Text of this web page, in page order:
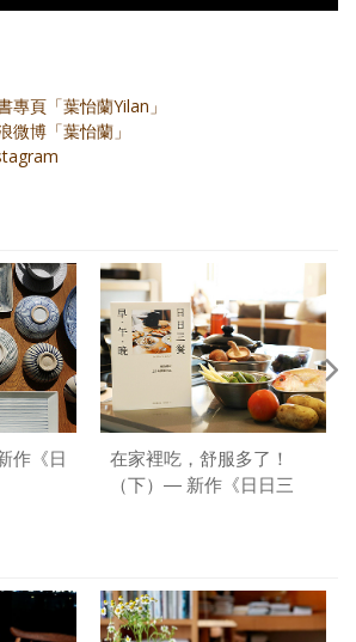
專頁「葉怡蘭Yilan」
微博「葉怡蘭」
作《日
在家裡吃，舒服多了！
（下）— 新作《日日三